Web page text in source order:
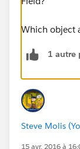
Which object
1 autre
Steve Molis
15 avr. 2016 à